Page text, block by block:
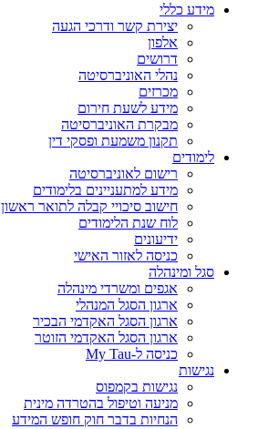
מידע כללי
יצירת קשר ודרכי הגעה
אלפון
דרושים
נהלי האוניברסיטה
מכרזים
מידע לשעת חירום
מבקרת האוניברסיטה
תקנון משמעת ופסקי דין
לימודים
רישום לאוניברסיטה
מידע למתעניינים בלימודים
חישוב סיכויי קבלה לתואר ראשון
לוח שנת הלימודים
ידיעונים
כניסה לאזור האישי
סגל ומינהלה
אגפים ומשרדי מינהלה
ארגון הסגל המנהלי
ארגון הסגל האקדמי הבכיר
ארגון הסגל האקדמי הזוטר
כניסה ל-My Tau
נגישות
נגישות בקמפוס
מניעה וטיפול בהטרדה מינית
הנחיות בדבר חוק חופש המידע